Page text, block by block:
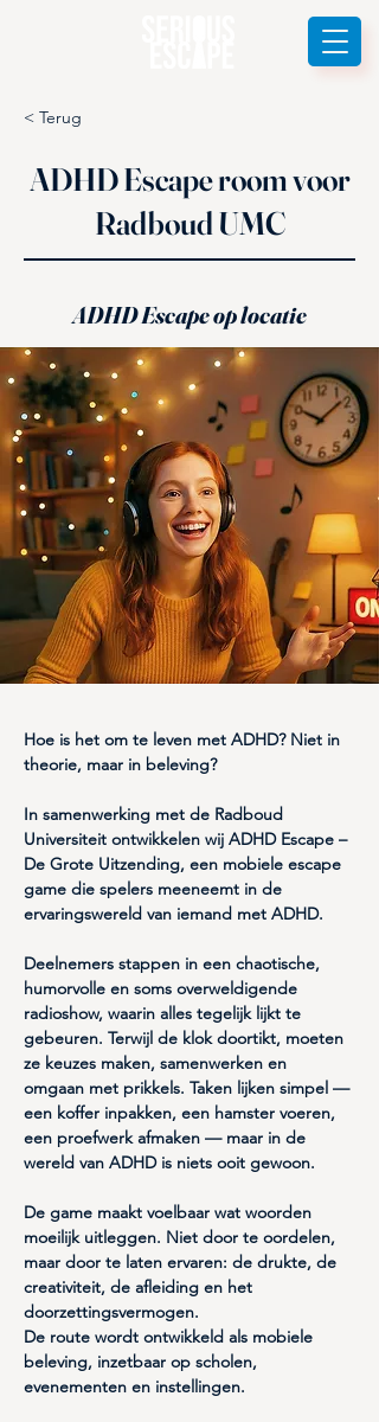
< Terug
ADHD Escape room voor
Radboud UMC
ADHD Escape op locatie
Hoe is het om te leven met ADHD? Niet in
theorie, maar in beleving?
In samenwerking met de Radboud
Universiteit ontwikkelen wij ADHD Escape –
De Grote Uitzending, een mobiele escape
game die spelers meeneemt in de
ervaringswereld van iemand met ADHD.
Deelnemers stappen in een chaotische,
humorvolle en soms overweldigende
radioshow, waarin alles tegelijk lijkt te
gebeuren. Terwijl de klok doortikt, moeten
ze keuzes maken, samenwerken en
omgaan met prikkels. Taken lijken simpel —
een koffer inpakken, een hamster voeren,
een proefwerk afmaken — maar in de
wereld van ADHD is niets ooit gewoon.
De game maakt voelbaar wat woorden
moeilijk uitleggen. Niet door te oordelen,
maar door te laten ervaren: de drukte, de
creativiteit, de afleiding en het
doorzettingsvermogen.
De route wordt ontwikkeld als mobiele
beleving, inzetbaar op scholen,
evenementen en instellingen.